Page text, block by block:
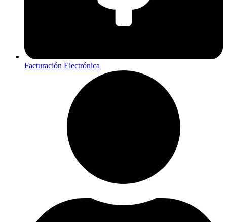
Facturación Electrónica